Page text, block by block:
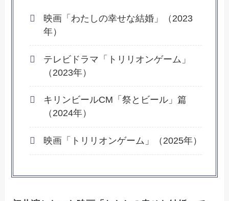
映画「わたしの幸せな結婚」（2023
年）
テレビドラマ「トリリオンゲーム」
（2023年）
キリンビールCM「祭とビール」篇
（2024年）
映画「トリリオンゲーム」（2025年）